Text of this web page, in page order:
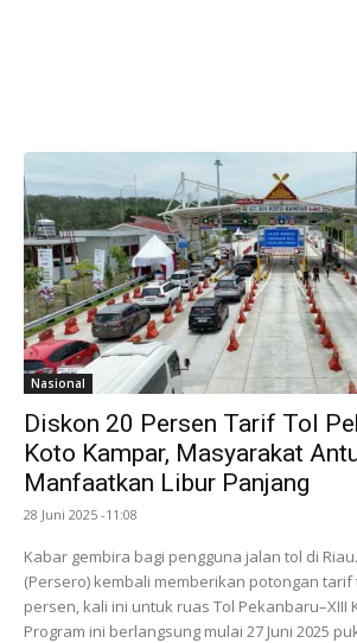
Nasional
Diskon 20 Persen Tarif Tol
Koto Kampar, Masyarakat
Manfaatkan Libur Panjang
28 Juni 2025 -11:08
Kabar gembira bagi pengguna jalan tol di
(Persero) kembali memberikan potongan tarif
persen, kali ini untuk ruas Tol Pekanbaru–XIII
Program ini berlangsung mulai 27 Juni 2025